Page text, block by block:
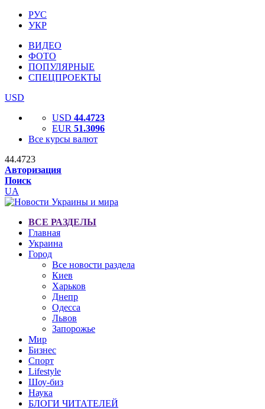
РУС
УКР
ВИДЕО
ФОТО
ПОПУЛЯРНЫЕ
СПЕЦПРОЕКТЫ
USD
USD 44.4723
EUR 51.3096
Все курсы валют
44.4723
Авторизация
Поиск
UA
ВСЕ РАЗДЕЛЫ
Главная
Украина
Город
Все новости раздела
Киев
Харьков
Днепр
Одесса
Львов
Запорожье
Мир
Бизнес
Спорт
Lifestyle
Шоу-биз
Наука
БЛОГИ ЧИТАТЕЛЕЙ